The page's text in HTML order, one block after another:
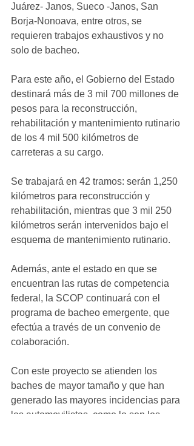
Juárez- Janos, Sueco -Janos, San
Borja-Nonoava, entre otros, se
requieren trabajos exhaustivos y no
solo de bacheo.
Para este año, el Gobierno del Estado
destinará más de 3 mil 700 millones de
pesos para la reconstrucción,
rehabilitación y mantenimiento rutinario
de los 4 mil 500 kilómetros de
carreteras a su cargo.
Se trabajará en 42 tramos: serán 1,250
kilómetros para reconstrucción y
rehabilitación, mientras que 3 mil 250
kilómetros serán intervenidos bajo el
esquema de mantenimiento rutinario.
Además, ante el estado en que se
encuentran las rutas de competencia
federal, la SCOP continuará con el
programa de bacheo emergente, que
efectúa a través de un convenio de
colaboración.
Con este proyecto se atienden los
baches de mayor tamaño y que han
generado las mayores incidencias para
los automovilistas, como lo son los